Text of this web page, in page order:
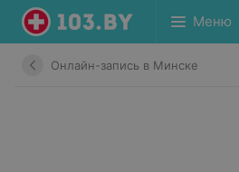
Меню
Онлайн-запись в Минске